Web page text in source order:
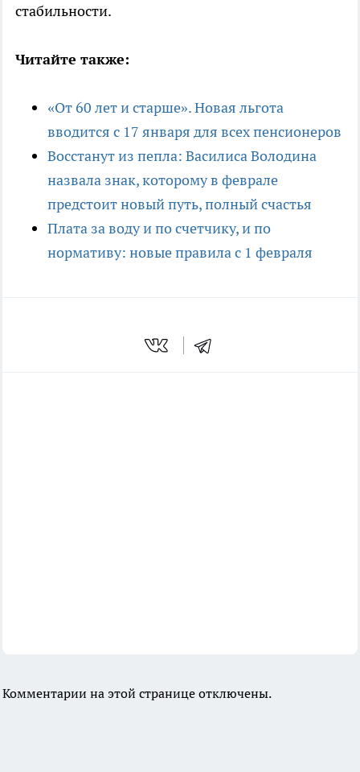
стабильности.
Читайте также:
«От 60 лет и старше». Новая льгота
вводится с 17 января для всех пенсионеров
Восстанут из пепла: Василиса Володина
назвала знак, которому в феврале
предстоит новый путь, полный счастья
Плата за воду и по счетчику, и по
нормативу: новые правила с 1 февраля
Комментарии на этой странице отключены.